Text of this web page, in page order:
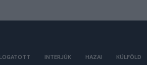
INTERJÚK HAZAI KÜLFÖLD